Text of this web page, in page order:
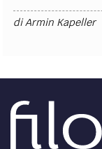
diArmin Kapeller